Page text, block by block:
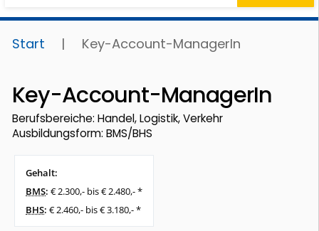
Start | Key-Account-ManagerIn
Key-Account-ManagerIn
Berufsbereiche: Handel, Logistik, Verkehr
Ausbildungsform: BMS/BHS
Gehalt:
BMS: € 2.300,- bis € 2.480,- *
BHS: € 2.460,- bis € 3.180,- *